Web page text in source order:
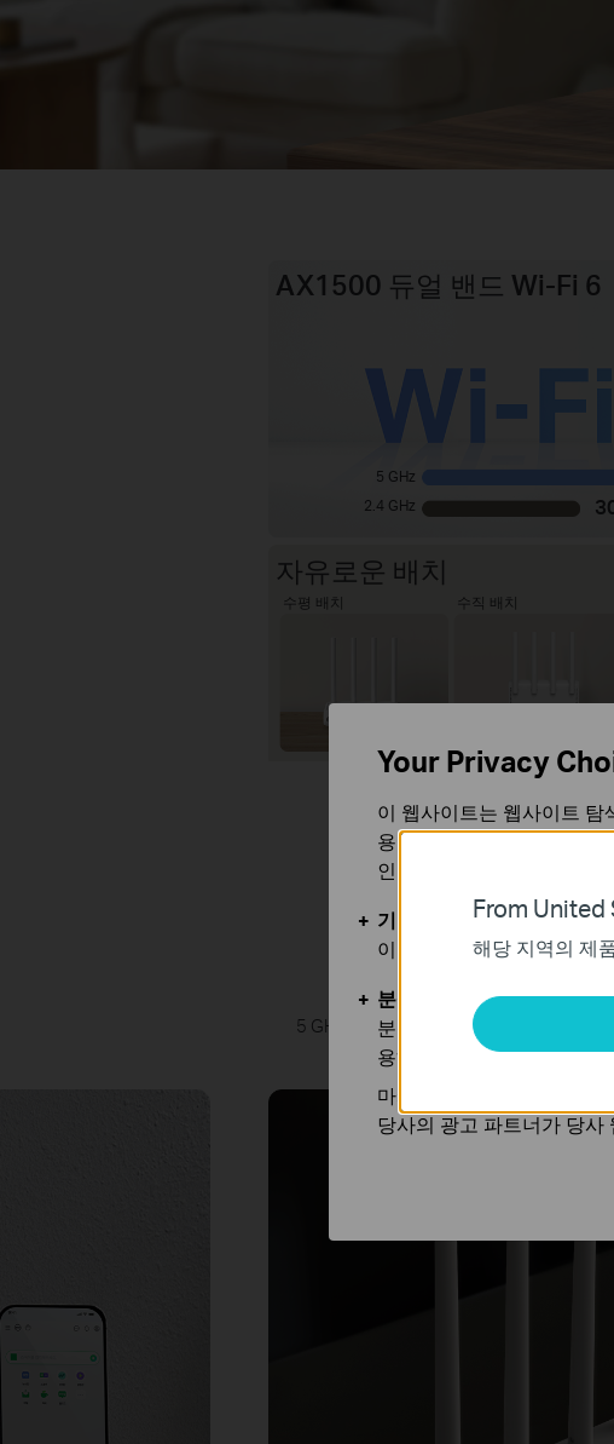
AX1500 듀얼 밴드 Wi-Fi 6
5 GHz
2.4 GHz
자유로운 배치
수평 배치 수직 배치
5 GHz 대역에서 1201 Mbps, 2.4 GHz
From United
해당 지역의 제
Your Privacy
이 웹사이트는 웹사이트
용합니다. 귀하는 언제든
인할 수 있습니다.
기본 쿠키
이 쿠키는 웹사이트가 작동
분석 및 마케팅 쿠키
분석 쿠키는 웹사이트의
용하는 쿠키입니다.
마케팅 쿠키는 귀하의 관
당사의 광고 파트너가 당